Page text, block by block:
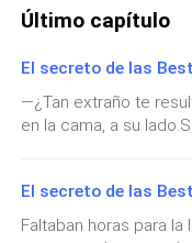
—Mamá, detén el
fragancias y
al divisar el rostro
mujer con una voz
Último capítulo
—¿Tan extraño te
en la cama, a su
pacto a varios
Nunca me había
Faltaban horas para la